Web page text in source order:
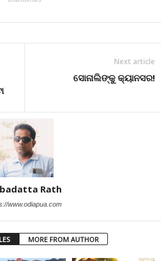
Next article
ସୋନାଲିଙ୍କୁ କ୍ୟାନସର!
Rath
www.odiapua.com
MORE FROM AUTHOR